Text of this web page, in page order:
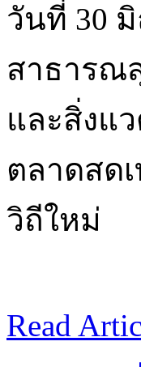
วันที่ 30
สาธารณ
และสิ่งแ
ตลาดสด
วิถีใหม่
Read